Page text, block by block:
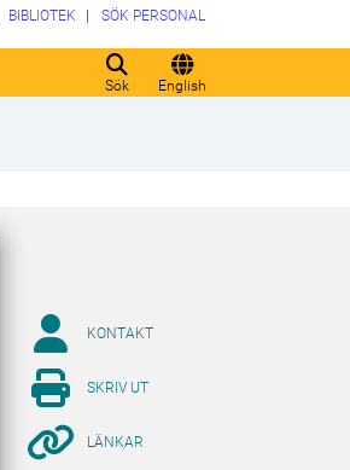
Sök English
BIBLIOTEK SÖK PERSONAL
KONTAKT
SKRIV UT
LÄNKAR